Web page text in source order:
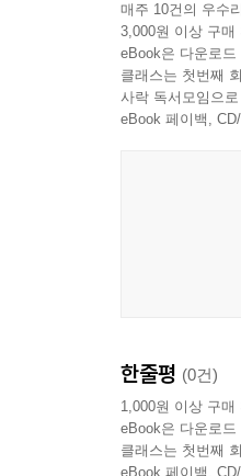
매주 10건의 우수
3,000원 이상 구매
eBook은 다운로
클래스는 첫번째
사락 독서모임으
eBook 페이백,
한줄평 (0건)
1,000원 이상 구매
eBook은 다운로
클래스는 첫번째
eBook 페이백,